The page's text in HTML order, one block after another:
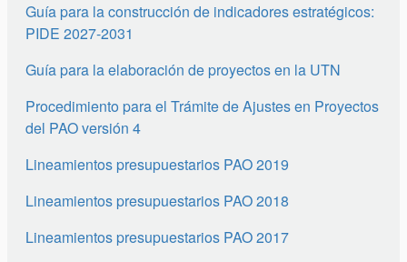
Guía para la construcción de indicadores estratégicos:
PIDE 2027-2031
Guía para la elaboración de proyectos en la UTN
Procedimiento para el Trámite de Ajustes en Proyectos
del PAO versión 4
Lineamientos presupuestarios PAO 2019
Lineamientos presupuestarios PAO 2018
Lineamientos presupuestarios PAO 2017